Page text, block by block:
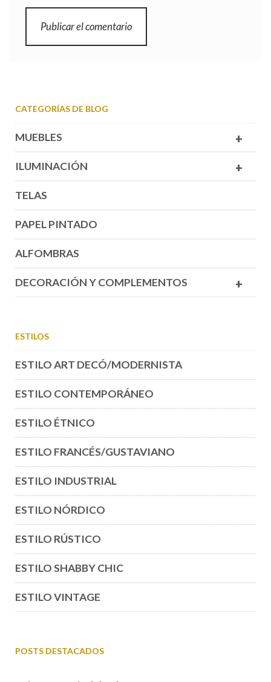
CATEGORÍAS DE BLOG
+
MUEBLES
+
ILUMINACIÓN
TELAS
PAPEL PINTADO
ALFOMBRAS
+
DECORACIÓN Y COMPLEMENTOS
ESTILOS
ESTILO ART DECÓ/MODERNISTA
ESTILO CONTEMPORÁNEO
ESTILO ÉTNICO
ESTILO FRANCÉS/GUSTAVIANO
ESTILO INDUSTRIAL
ESTILO NÓRDICO
ESTILO RÚSTICO
ESTILO SHABBY CHIC
ESTILO VINTAGE
POSTS DESTACADOS